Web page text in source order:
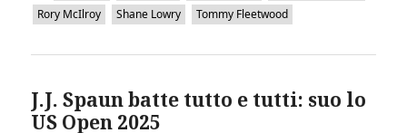
Rory McIlroy
Shane Lowry Tommy Fleetwood
J.J. Spaun batte tutto e tutti: suo lo
US Open 2025